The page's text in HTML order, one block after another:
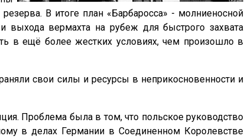
В итоге план «Барбаросса» - молниеносной
вермахта на рубеж для быстрого захвата
в ещё более жестких условиях, чем произошло в
свои силы и ресурсы в неприкосновенности и
Проблема была в том, что польское руководство
в делах Германии в Соединенном Королевстве